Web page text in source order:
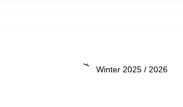
Winter 2025 / 2026